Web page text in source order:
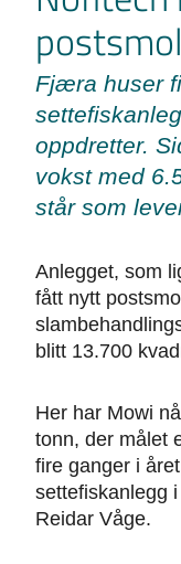
Fjæra huser
oppdretter.
vokst med
står som
Anlegget, som
fått nytt
blitt 13.700
Her har Mowi
tonn, der målet
fire ganger i
settefiskanlegg
Reidar Våge.